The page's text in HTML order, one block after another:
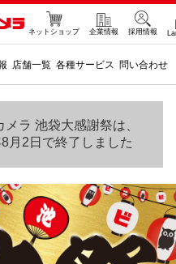
店舗一覧 各種サービス 問い合わせ
ネットショップ 企業情報 採用情報
メラ 池袋大感謝祭は、
月2日で終了しました